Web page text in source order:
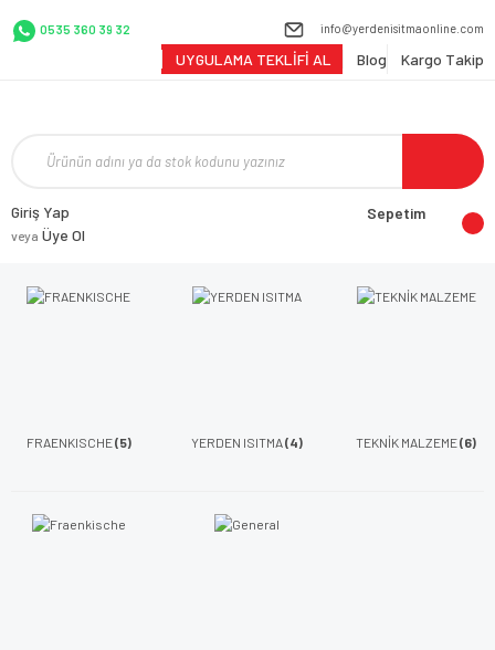
0535 360 39 32 info@yerdenisitmaonline.com
UYGULAMA TEKLİFİ AL Blog Kargo Takip
Giriş Yap
veya Üye Ol
Sepetim
FRAENKISCHE(5) YERDEN ISITMA(4) TEKNİK MALZEME(6)